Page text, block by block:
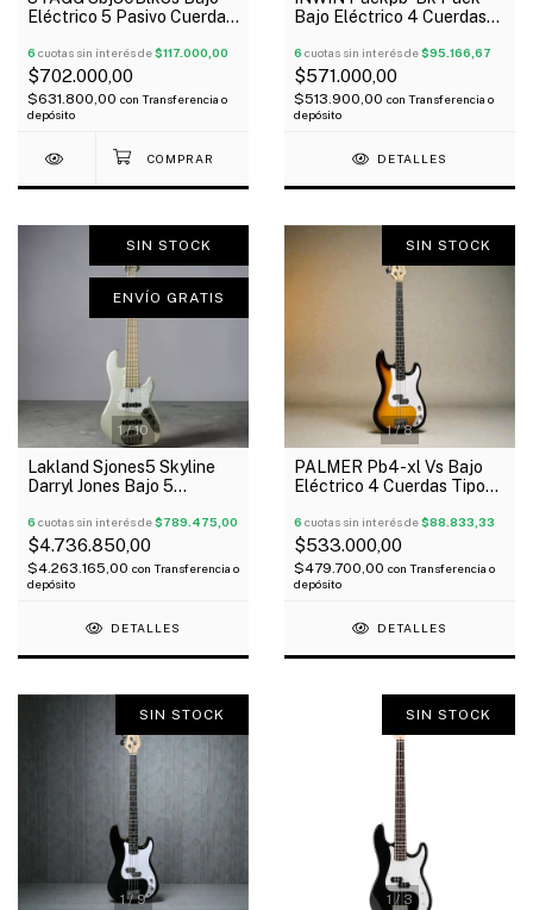
Eléctrico 5 Pasivo Cuerdas
6 cuotas sin interés de$117.000,00
$702.000,00
$631.800,00 con Transferencia o
depósito
Bajo Eléctrico 4 Cuerdas
Afinador
6 cuotas sin interés de$95.166,67
$571.000,00
$513.900,00 con Transferencia o
depósito
DETALLES
1/10
SIN STOCK
ENVÍO GRATIS
Lakland Sjones5 Skyline
Darryl Jones Bajo 5
Consultar Stock!
6 cuotas sin interés de$789.475,00
$4.736.850,00
$4.263.165,00 con Transferencia o
depósito
DETALLES
1/8
SIN STOCK
PALMER Pb4-xl Vs Bajo
Eléctrico 4 Cuerdas Tipo
Cable
6 cuotas sin interés de$88.833,33
$533.000,00
$479.700,00 con Transferencia o
depósito
DETALLES
1/9
SIN STOCK
1 / 3
SIN STOCK